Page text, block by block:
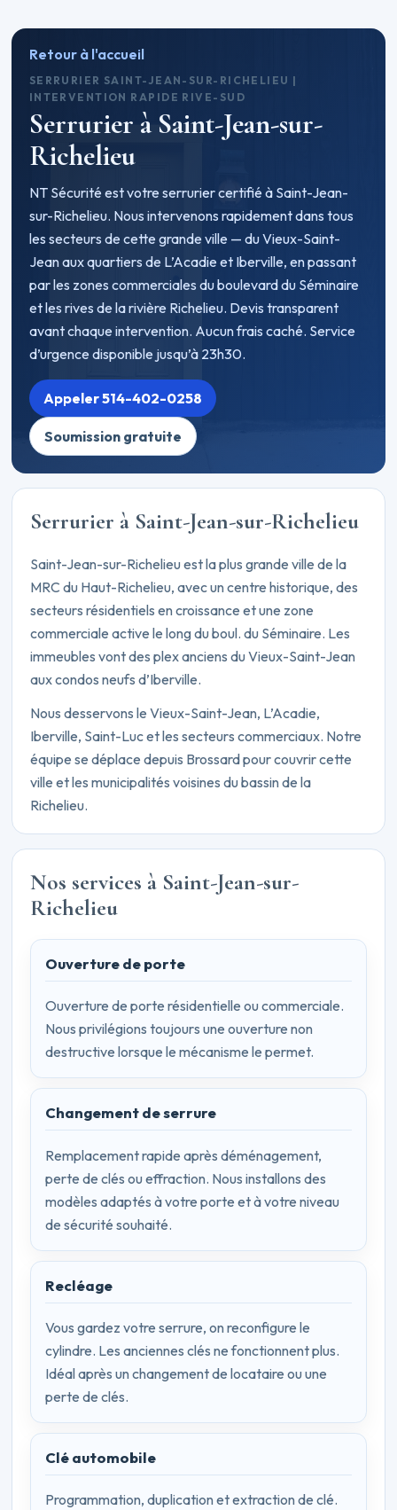
Retour à l'accueil
SERRURIER SAINT-JEAN-SUR-RICHELIEU |
INTERVENTION RAPIDE RIVE-SUD
Serrurier à Saint-Jean-sur-
Richelieu
NT Sécurité est votre serrurier certifié à Saint-Jean-
sur-Richelieu. Nous intervenons rapidement dans tous
les secteurs de cette grande ville — du Vieux-Saint-
Jean aux quartiers de L’Acadie et Iberville, en passant
par les zones commerciales du boulevard du Séminaire
et les rives de la rivière Richelieu. Devis transparent
avant chaque intervention. Aucun frais caché. Service
d’urgence disponible jusqu’à 23h30.
Appeler 514-402-0258
Soumission gratuite
Serrurier à Saint-Jean-sur-Richelieu
Saint-Jean-sur-Richelieu est la plus grande ville de la
MRC du Haut-Richelieu, avec un centre historique, des
secteurs résidentiels en croissance et une zone
commerciale active le long du boul. du Séminaire. Les
immeubles vont des plex anciens du Vieux-Saint-Jean
aux condos neufs d’Iberville.
Nous desservons le Vieux-Saint-Jean, L’Acadie,
Iberville, Saint-Luc et les secteurs commerciaux. Notre
équipe se déplace depuis Brossard pour couvrir cette
ville et les municipalités voisines du bassin de la
Richelieu.
Nos services à Saint-Jean-sur-
Richelieu
Ouverture de porte
Ouverture de porte résidentielle ou commerciale.
Nous privilégions toujours une ouverture non
destructive lorsque le mécanisme le permet.
Changement de serrure
Remplacement rapide après déménagement,
perte de clés ou effraction. Nous installons des
modèles adaptés à votre porte et à votre niveau
de sécurité souhaité.
Recléage
Vous gardez votre serrure, on reconfigure le
cylindre. Les anciennes clés ne fonctionnent plus.
Idéal après un changement de locataire ou une
perte de clés.
Clé automobile
Programmation, duplication et extraction de clé.